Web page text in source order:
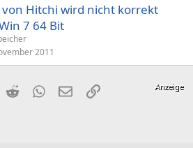
von Hitchi wird nicht korrekt
7 64 Bit
2011
RedditWhatsApp
E-MailLink